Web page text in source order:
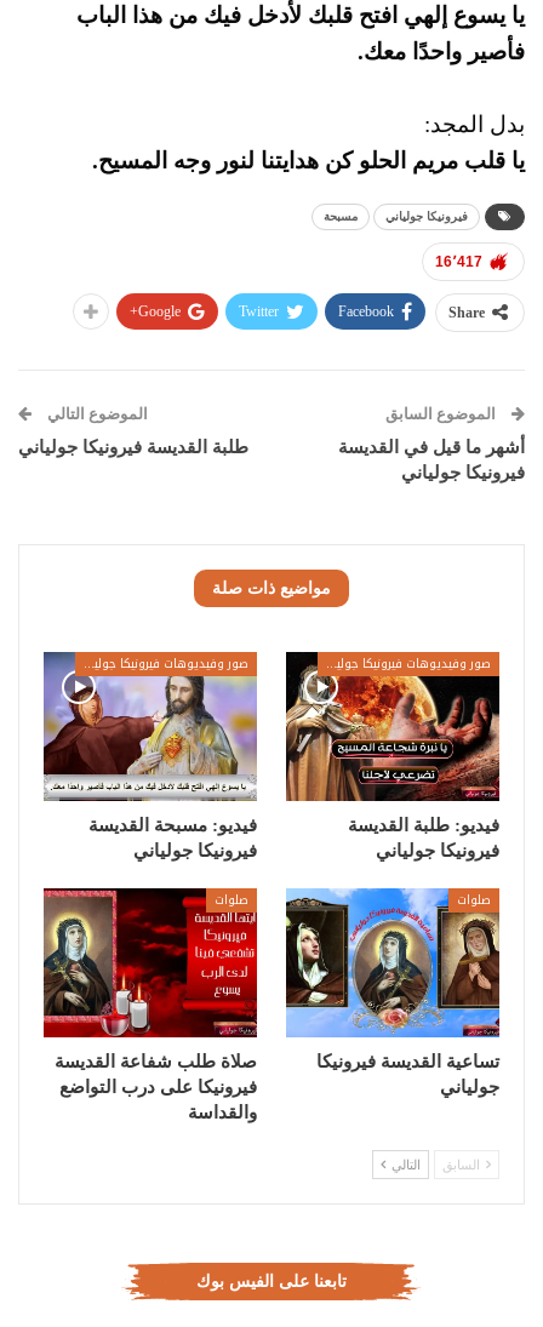
يا يسوع إلهي افتح قلبك لأدخل فيك من هذا الباب
فأصير واحدًا معك.
بدل المجد:
يا قلب مريم الحلو كن هدايتنا لنور وجه المسيح.
فيرونيكا جولياني مسبحة
16٬417
Share
Facebook
Twitter
Google+
الموضوع السابق
أشهر ما قيل في القديسة
فيرونيكا جولياني
الموضوع التالي
طلبة القديسة فيرونيكا جولياني
مواضيع ذات صلة
صور وفيديوهات فيرونيكا جولياني
فيديو: طلبة القديسة
فيرونيكا جولياني
صور وفيديوهات فيرونيكا جولياني
فيديو: مسبحة القديسة
فيرونيكا جولياني
صلوات
تساعية القديسة فيرونيكا
جولياني
صلوات
صلاة طلب شفاعة القديسة
فيرونيكا على درب التواضع
والقداسة
السابق التالي
تابعنا على الفيس بوك